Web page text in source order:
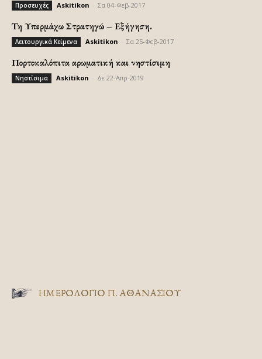
Προσευχές Askitikon Σα 04-Φεβ-2017
Τη Υπερμάχω Στρατηγώ – Εξήγηση.
Λειτουργικά Κείμενα Askitikon Σα 25-Φεβ-2017
Πορτοκαλόπιτα αρωματική και νηστίσιμη
Νηστίσιμα Askitikon Δε 22-Απρ-2019
ΗΜΕΡΟΛΟΓΙΟ Π. ΑΘΑΝΑΣΙΟΥ